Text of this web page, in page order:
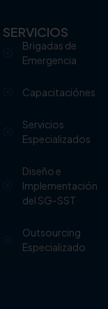
SERVICIOS
Brigadas de
Emergencia
Capacitaciónes
Servicios
Especializados
Diseño e
Implementación
del SG-SST
Outsourcing
Especializado